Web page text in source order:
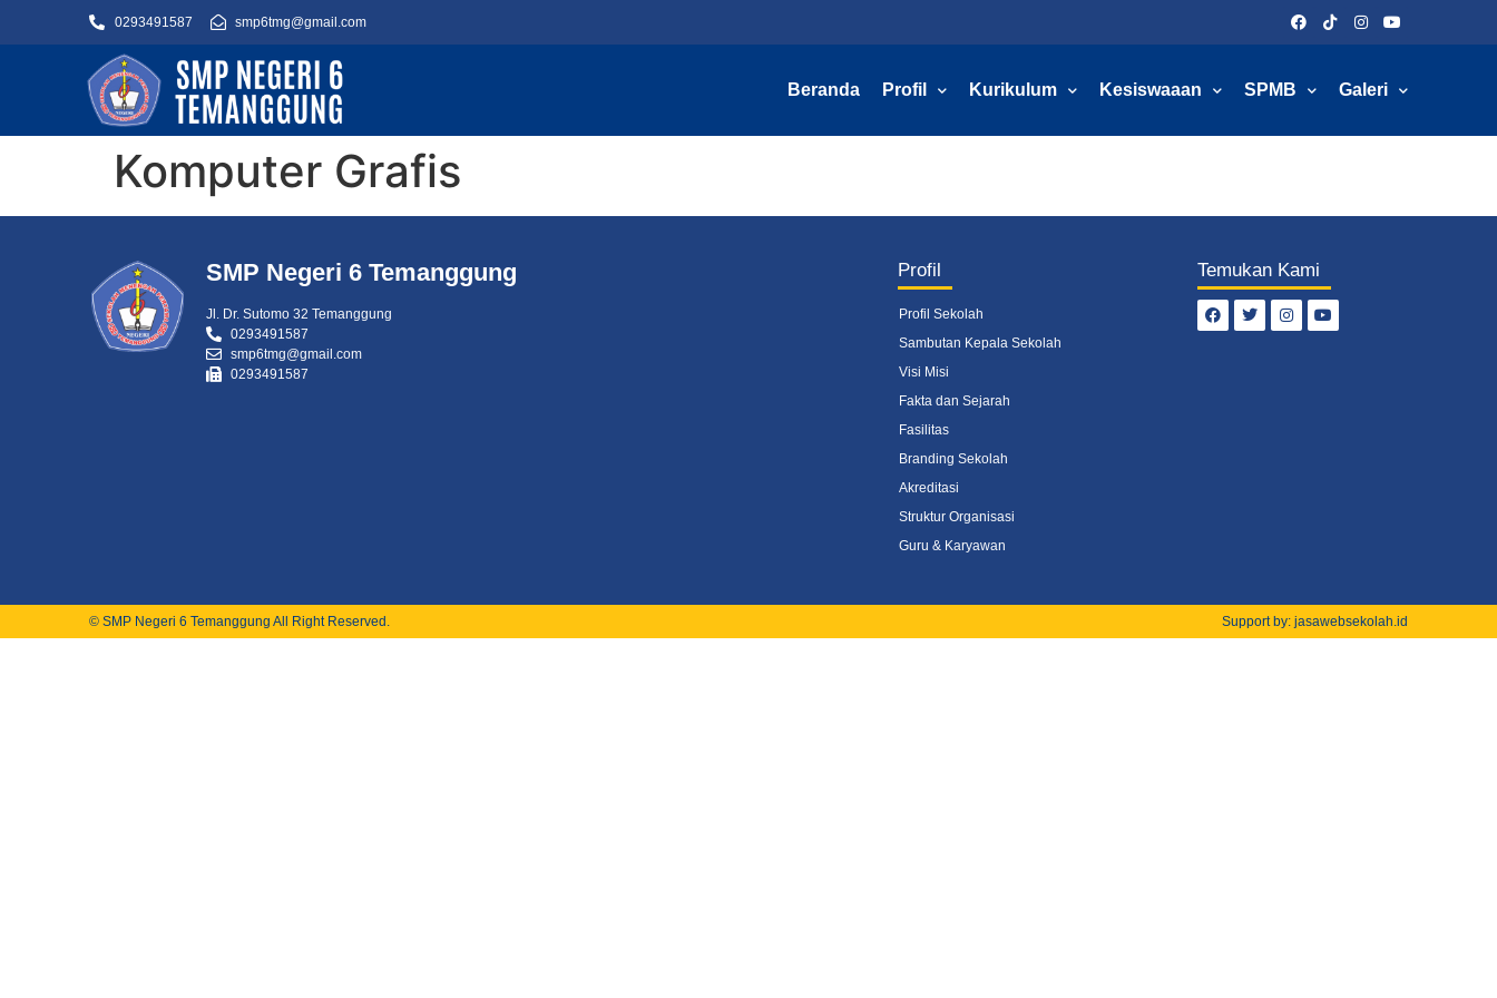
0293491587 smp6tmg@gmail.com
Beranda Profil Kurikulum Kesiswaaan SPMB Galeri
Komputer Grafis
SMP Negeri 6 Temanggung
Jl. Dr. Sutomo 32 Temanggung
0293491587
smp6tmg@gmail.com
0293491587
Profil
Profil Sekolah
Sambutan Kepala Sekolah
Visi Misi
Fakta dan Sejarah
Fasilitas
Branding Sekolah
Akreditasi
Struktur Organisasi
Guru & Karyawan
Temukan Kami
© SMP Negeri 6 Temanggung All Right Reserved. Support by: jasawebsekolah.id